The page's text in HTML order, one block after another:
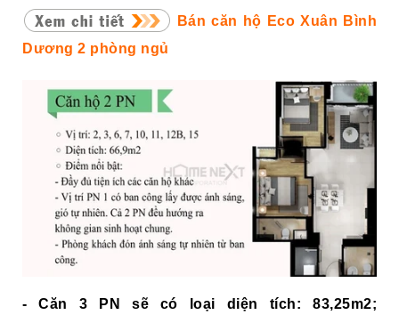
Bán căn hộ Eco Xuân Bình
Dương 2 phòng ngủ
- Căn 3 PN sẽ có loại diện tích: 83,25m2;